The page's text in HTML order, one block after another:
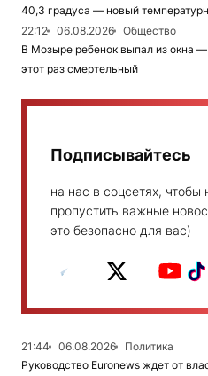
40,3 градуса — новый
22:12
06.08.2026
Общество
В Мозыре ребенок выпал из окна
этот раз смертельный
Подписывайтесь
на нас в соцсетях, чтобы
пропустить важные
это безопасно для вас)
21:44 06.08.2026
Политика
Руководство Euronews ждет от